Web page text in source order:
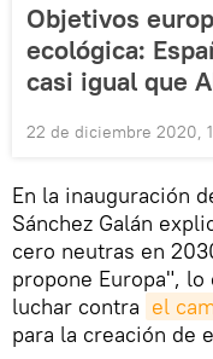
Objetivos
ecológica:
casi igual que
22 de diciembre 2020,
En la inauguración
Sánchez Galán
cero neutras en
propone Europa",
luchar contra el
para la creación de